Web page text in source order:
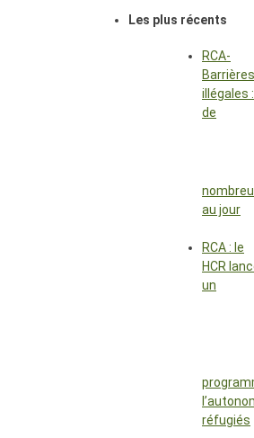
Les plus récents
RCA-
Barrières
illégales :
de
au jour
RCA : le
HCR
un
réfugiés